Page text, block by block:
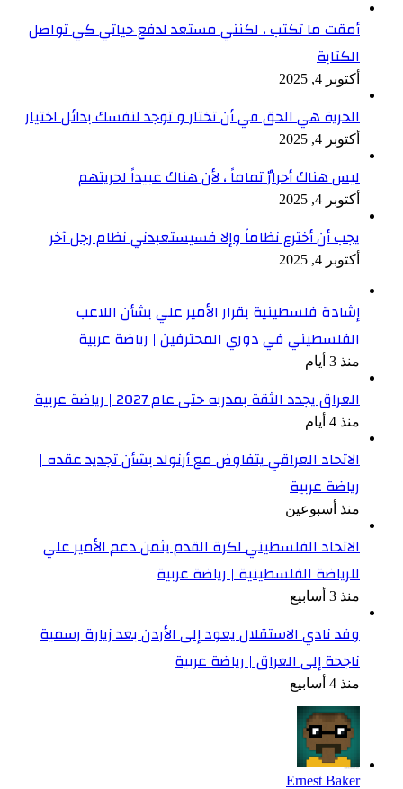
أمقت ما تكتب ، لكنني مستعد لدفع حياتي كي تواصل
الكتابة
أكتوبر 4, 2025
الحرية هي الحق في أن تختار و توجد لنفسك بدائل اختيار
أكتوبر 4, 2025
ليس هناك أحرارٌ تماماً ، لأن هناك عبيداً لحريتهم
أكتوبر 4, 2025
يجب أن أخترع نظاماً وإلا فسيستعبدني نظام رجل آخر
أكتوبر 4, 2025
إشادة فلسطينية بقرار الأمير علي بشأن اللاعب
الفلسطيني في دوري المحترفين | رياضة عربية
منذ 3 أيام
العراق يجدد الثقة بمدربه حتى عام 2027 | رياضة عربية
منذ 4 أيام
الاتحاد العراقي يتفاوض مع أرنولد بشأن تجديد عقده |
رياضة عربية
منذ أسبوعين
الاتحاد الفلسطيني لكرة القدم يثمن دعم الأمير علي
للرياضة الفلسطينية | رياضة عربية
منذ 3 أسابيع
وفد نادي الاستقلال يعود إلى الأردن بعد زيارة رسمية
ناجحة إلى العراق | رياضة عربية
منذ 4 أسابيع
Ernest Baker